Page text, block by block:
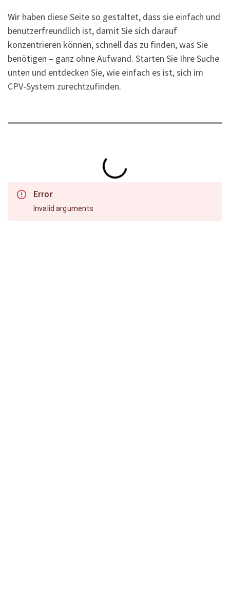
Wir haben diese Seite so gestaltet, dass sie einfach und
benutzerfreundlich ist, damit Sie sich darauf
konzentrieren können, schnell das zu finden, was Sie
benötigen – ganz ohne Aufwand. Starten Sie Ihre Suche
unten und entdecken Sie, wie einfach es ist, sich im
CPV-System zurechtzufinden.
Error
Invalid arguments